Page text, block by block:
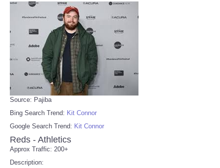
Source: Pajiba
Bing Search Trend: Kit Connor
Google Search Trend: Kit Connor
Reds - Athletics
Approx Traffic: 200+
Description: